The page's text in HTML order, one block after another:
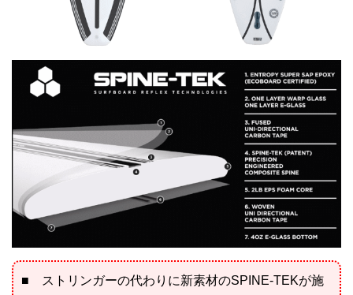
■ ストリンガーの代わりに新素材のSPINE-TEKが施